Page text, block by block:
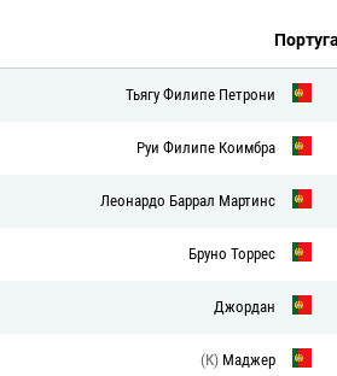
Тьягу Филипе Петрони
Руи Филипе Коимбра
Леонардо Баррал Мартинс
Бруно Торрес
Джордан
(К) Маджер